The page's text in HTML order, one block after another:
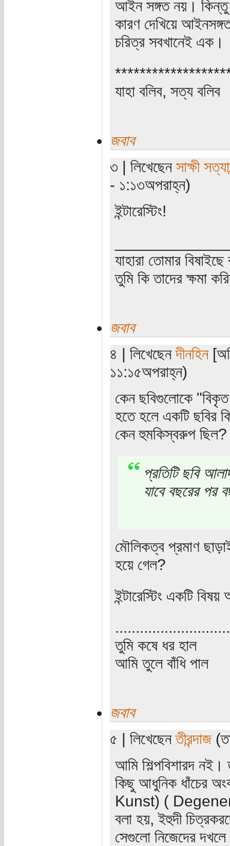
আইন সঙ্গত নয়। কিন্তু
কারণ দেখিয়ে
চরিত্র সবখানেই এক।
যাহা বলিব, সত্য বলিব
জবাব
৩ | লিখেছেন সাক্ষী
- ১:১৩অপরাহ্ন)
ইন্টারেস্টিং!
যাহারা তোমার
তুমি কি তাদের ক্ষমা
জবাব
৪ | লিখেছেনদীনহিন
১১:১৫অপরাহ্ন)
কেন ছবিগুলোকে "বিকৃত
হতে হলে একটি ছবির
কেন হুমকিস্বরুপ ছিল?
প্রতিটি ছবি
যাবে বছরের পর
মৌলিকত্ব প্রমাণ
হয়ে গেল?
ইন্টারেস্টিং একটি
তুমি কষে ধর হাল
আমি তুলে বাঁধি পাল
জবাব
৫ | লিখেছেনতীরন্দাজ
আমি শিল্পবিশারদ নই।
কিছু আধুনিক ধাঁচের
Kunst) (
বলা হয়, ইহুদী
সেগুলো নিজেদের